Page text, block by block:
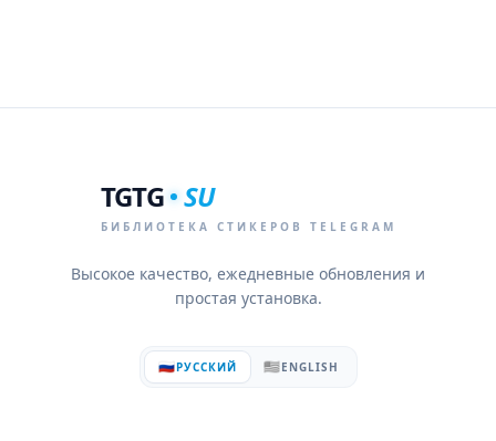
TGTG SU
БИБЛИОТЕКА СТИКЕРОВ TELEGRAM
Высокое качество, ежедневные обновления и
простая установка.
🇷🇺РУССКИЙ 🇺🇸ENGLISH